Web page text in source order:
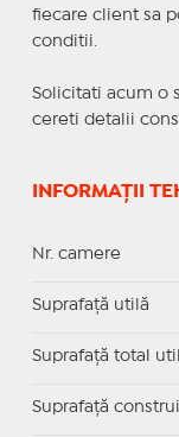
fiecare client sa
conditii.
Solicitati acum o
cereti detalii
INFORMAȚII
Nr. camere
Suprafaţă utilă
Suprafaţă total
Suprafaţă